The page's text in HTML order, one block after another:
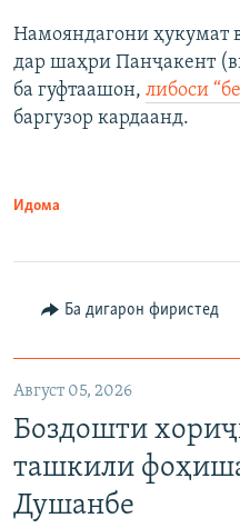
Намояндагони ҳукумат
дар шаҳри Панҷакент
ба гуфтаашон, либоси
баргузор кардаанд.
Идома
Ба дигарон фиристед
Август 05, 2026
Боздошти
ташкили
Душанбе